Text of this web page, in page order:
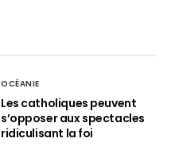
OCÉANIE
Les catholiques peuvent
s’opposer aux spectacles
ridiculisant la foi